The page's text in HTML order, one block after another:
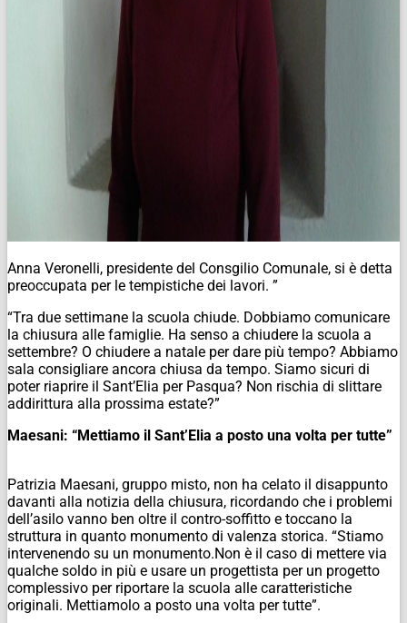
Anna Veronelli, presidente del Consgilio Comunale, si è detta
preoccupata per le tempistiche dei lavori. ”
“Tra due settimane la scuola chiude. Dobbiamo comunicare
la chiusura alle famiglie. Ha senso a chiudere la scuola a
settembre? O chiudere a natale per dare più tempo? Abbiamo
sala consigliare ancora chiusa da tempo. Siamo sicuri di
poter riaprire il Sant’Elia per Pasqua? Non rischia di slittare
addirittura alla prossima estate?”
Maesani: “Mettiamo il Sant’Elia a posto una volta per tutte”
Patrizia Maesani, gruppo misto, non ha celato il disappunto
davanti alla notizia della chiusura, ricordando che i problemi
dell’asilo vanno ben oltre il contro-soffitto e toccano la
struttura in quanto monumento di valenza storica. “Stiamo
intervenendo su un monumento.Non è il caso di mettere via
qualche soldo in più e usare un progettista per un progetto
complessivo per riportare la scuola alle caratteristiche
originali. Mettiamolo a posto una volta per tutte”.